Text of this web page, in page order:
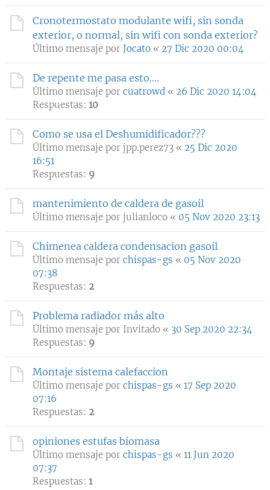
Cronotermostato modulante wifi, sin sonda
exterior, o normal, sin wifi con sonda exterior?
Último mensaje por Jocato « 27 Dic 2020 00:04
De repente me pasa esto....
Último mensaje por cuatrowd « 26 Dic 2020 14:04
Respuestas: 10
Como se usa el Deshumidificador???
Último mensaje por jpp.perez73 « 25 Dic 2020
16:51
Respuestas: 9
mantenimiento de caldera de gasoil
Último mensaje por julianloco « 05 Nov 2020 23:13
Chimenea caldera condensacion gasoil
Último mensaje por chispas-gs « 05 Nov 2020
07:38
Respuestas: 2
Problema radiador más alto
Último mensaje por Invitado « 30 Sep 2020 22:34
Respuestas: 9
Montaje sistema calefaccion
Último mensaje por chispas-gs « 17 Sep 2020
07:16
Respuestas: 2
opiniones estufas biomasa
Último mensaje por chispas-gs « 11 Jun 2020
07:37
Respuestas: 1